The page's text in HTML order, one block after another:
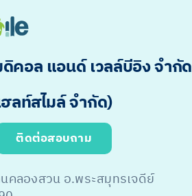
คอล แอนด์ เวลล์บีอิง จำกัด
ลท์สไมล์ จำกัด)
ติดต่อสอบถาม
คลองสวน อ.พระสมุทรเจดีย์